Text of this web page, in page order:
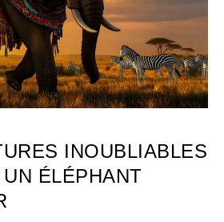
INOUBLIABLES
UN ÉLÉPHANT